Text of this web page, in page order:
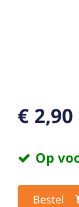
€ 2,90
Op
Bestel